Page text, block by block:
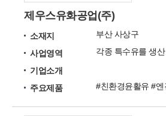
제우스유화공업(주)
소재지
부산 사상구
사업영역
각종 특수유를 생산
기업소개
주요제품